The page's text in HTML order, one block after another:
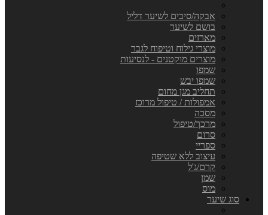
אבקה/סיבים לשיער דליל
בושם לשיער
מארזים
מוצרי גילוח וטיפוח לגבר
מוצרים מוקטנים - לנסיעות
שמפו
שמפו יבש
תחליב מגן מחום
אמפולות / טיפול מרוכז
מסכה
מרכך/טיפול
סרום
ספריי
עיצוב ללא שטיפה
קרם/ג'ל
שמן
מוס
סוג שיער